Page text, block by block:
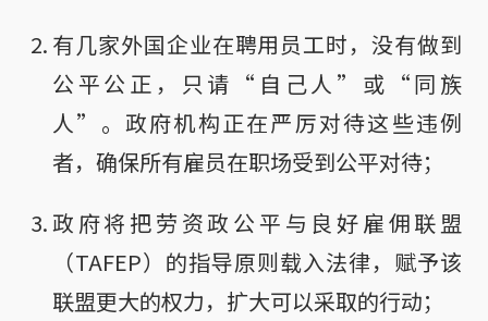
有几家外国企业在聘用员工时，没有做到
公平公正，只请“自己人”或“同族
人”。政府机构正在严厉对待这些违例
者，确保所有雇员在职场受到公平对待；
政府将把劳资政公平与良好雇佣联盟
（TAFEP）的指导原则载入法律，赋予该
联盟更大的权力，扩大可以采取的行动；